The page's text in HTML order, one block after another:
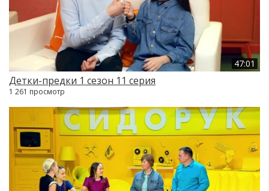
47:01
Детки-предки 1 сезон 11 серия
1 261 просмотр